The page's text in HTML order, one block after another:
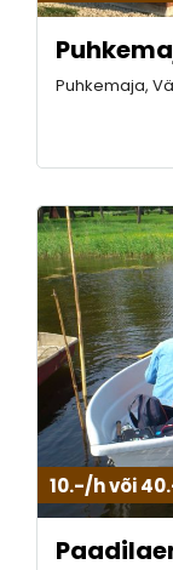
Puhkemaja,
10.-/h või